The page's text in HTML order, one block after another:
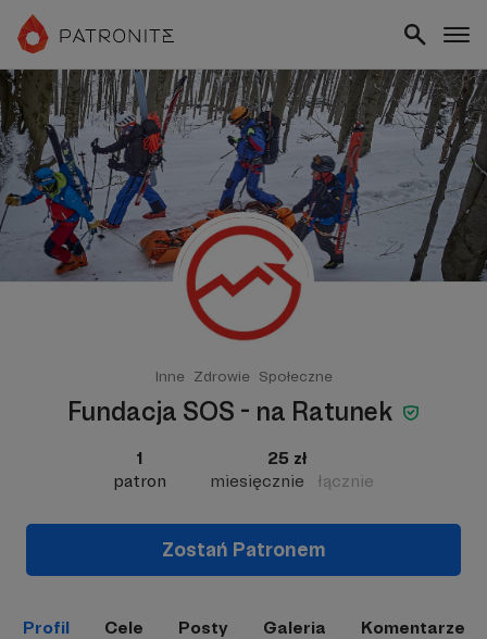
Inne Zdrowie Społeczne
Fundacja SOS - na Ratunek
1
patron
25 zł
miesięcznie
łącznie
Zostań Patronem
Profil Cele Posty Galeria Komentarze